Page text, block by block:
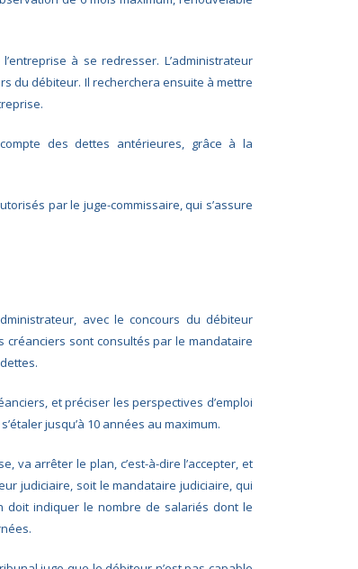
à se redresser. L’administrateur
du débiteur. Il recherchera ensuite à mettre
des dettes antérieures, grâce à la
par le juge-commissaire, qui s’assure
avec le concours du débiteur
sont consultés par le mandataire
et préciser les perspectives d’emploi
jusqu’à 10 années au maximum.
va arrêter le plan, c’est-à-dire l’accepter, et
judiciaire, soit le mandataire judiciaire, qui
doit indiquer le nombre de salariés dont le